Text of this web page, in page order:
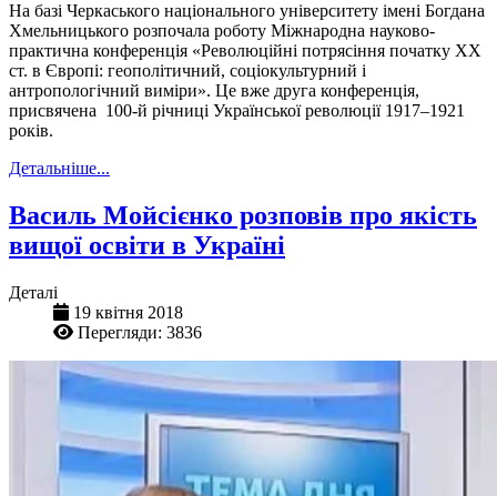
На базі Черкаського національного університету імені Богдана
Хмельницького розпочала роботу Міжнародна науково-
практична конференція «Революційні потрясіння початку ХХ
ст. в Європі: геополітичний, соціокультурний і
антропологічний виміри». Це вже друга конференція,
присвячена 100-й річниці Української революції 1917–1921
років.
Детальніше...
Василь Мойсієнко розповів про якість
вищої освіти в Україні
Деталі
19 квітня 2018
Перегляди: 3836